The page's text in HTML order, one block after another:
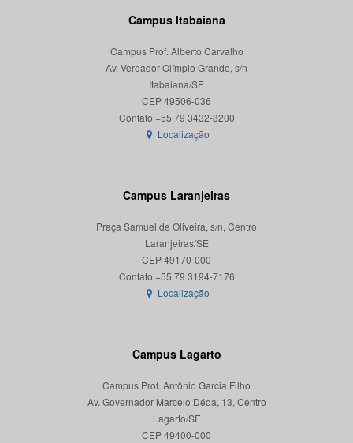
Campus Itabaiana
Campus Prof. Alberto Carvalho
Av. Vereador Olímpio Grande, s/n
Itabaiana/SE
CEP 49506-036
Localização
Campus Laranjeiras
Praça Samuel de Oliveira, s/n, Centro
Laranjeiras/SE
CEP 49170-000
Localização
Campus Lagarto
Campus Prof. Antônio Garcia Filho
Av. Governador Marcelo Déda, 13, Centro
Lagarto/SE
CEP 49400-000